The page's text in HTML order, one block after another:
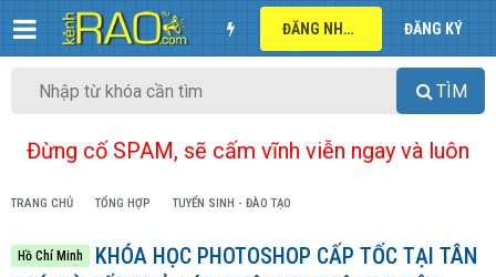
ĐĂNG NHẬP ĐĂNG KÝ
TÌM
Đừng cố SPAM, sẽ cấm vĩnh viễn ngay và luôn
TRANG CHỦ TỔNG HỢP TUYỂN SINH - ĐÀO TẠO
Hồ Chí Minh
KHÓA HỌC PHOTOSHOP CẤP TỐC TẠI TÂN